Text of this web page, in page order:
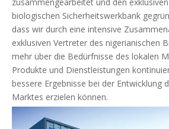
biologischen Sicherheitswerkbank
dass wir durch eine intensive
exklusiven Vertreter des nigerianischen
mehr über die Bedürfnisse des lokalen
Produkte und Dienstleistungen
bessere Ergebnisse bei der Entwicklung
Marktes erzielen können.